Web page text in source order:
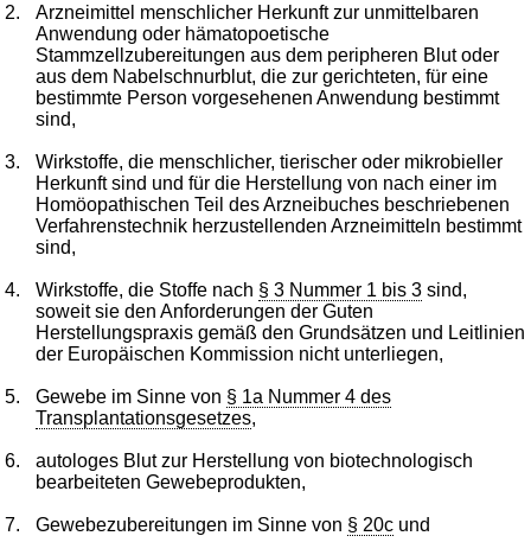
2.
Arzneimittel menschlicher Herkunft zur unmittelbaren
Anwendung oder hämatopoetische
Stammzellzubereitungen aus dem peripheren Blut oder
aus dem Nabelschnurblut, die zur gerichteten, für eine
bestimmte Person vorgesehenen Anwendung bestimmt
sind,
3.
Wirkstoffe, die menschlicher, tierischer oder mikrobieller
Herkunft sind und für die Herstellung von nach einer im
Homöopathischen Teil des Arzneibuches beschriebenen
Verfahrenstechnik herzustellenden Arzneimitteln bestimmt
sind,
4. Wirkstoffe, die Stoffe nach § 3 Nummer 1 bis 3 sind,
soweit sie den Anforderungen der Guten
Herstellungspraxis gemäß den Grundsätzen und Leitlinien
der Europäischen Kommission nicht unterliegen,
5. Gewebe im Sinne von § 1a Nummer 4 des
Transplantationsgesetzes,
6.
autologes Blut zur Herstellung von biotechnologisch
bearbeiteten Gewebeprodukten,
7. Gewebezubereitungen im Sinne von § 20c und